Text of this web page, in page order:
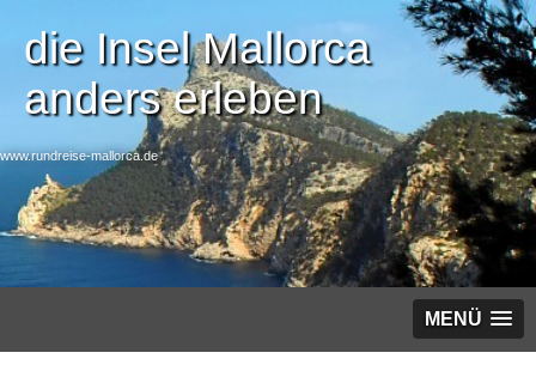
die Insel Mallorca
anders erleben
www.rundreise-mallorca.de
MENÜ